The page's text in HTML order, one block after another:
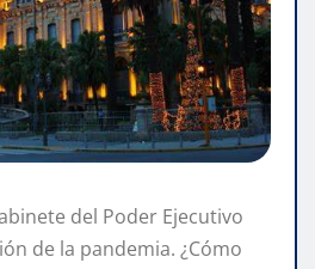
del Poder Ejecutivo
de la pandemia. ¿Cómo